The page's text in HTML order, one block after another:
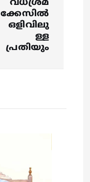
വധശ്രമ
ക്കേസിൽ
ഒളിവിലു
ള്ള
പ്രതിയും